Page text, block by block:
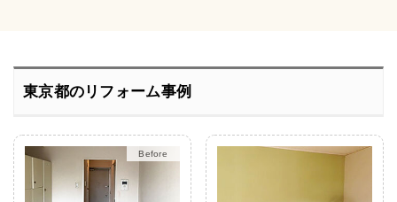
東京都のリフォーム事例
After